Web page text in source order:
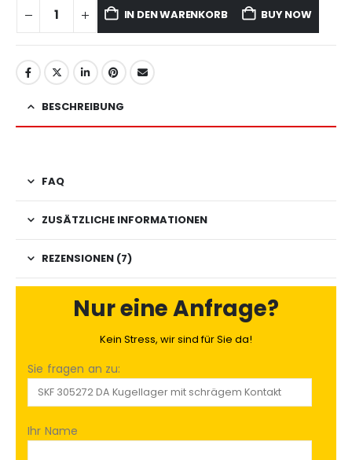
IN DEN WARENKORB BUY NOW
BESCHREIBUNG
FAQ
ZUSÄTZLICHE INFORMATIONEN
REZENSIONEN (7)
Nur eine Anfrage?
Kein Stress, wir sind für Sie da!
Sie fragen an zu:
Ihr Name